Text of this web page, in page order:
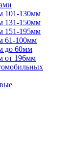
101-130мм
131-150мм
151-195мм
61-100мм
до 60мм
от 196мм